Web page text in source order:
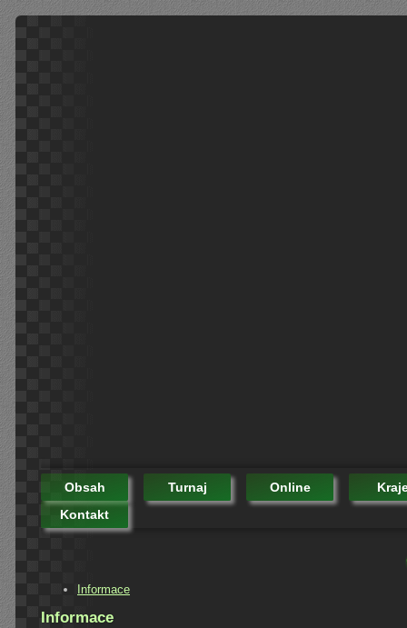
Obsah Turnaj Online
Kontakt
Informace
Informace